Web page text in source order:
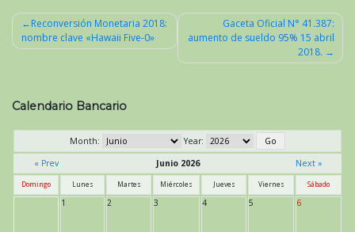
Navegación
Reconversión Monetaria 2018:
nombre clave «Hawaii Five-0»
Gaceta Oficial N° 41.387:
aumento de sueldo 95% 15 abril
2018.
Calendario Bancario
Month:
Year:
« Prev
Junio 2026 Next »
Domingo Lunes Martes Miércoles Jueves Viernes Sábado
1 2 3 4 5 6